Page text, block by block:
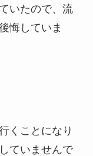
いたので、流
悔していま
くことになり
ていませんで